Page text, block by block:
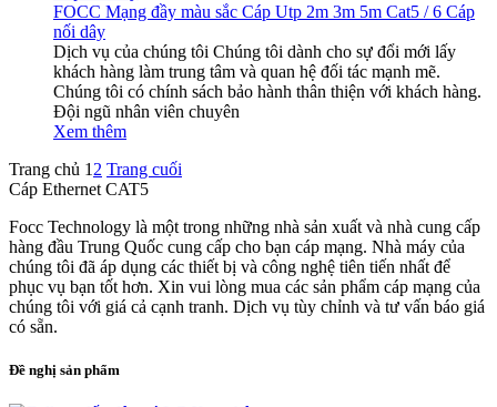
FOCC Mạng đầy màu sắc Cáp Utp 2m 3m 5m Cat5 / 6 Cáp
nối dây
Dịch vụ của chúng tôi Chúng tôi dành cho sự đổi mới lấy
khách hàng làm trung tâm và quan hệ đối tác mạnh mẽ.
Chúng tôi có chính sách bảo hành thân thiện với khách hàng.
Đội ngũ nhân viên chuyên
Xem thêm
Trang chủ 1 2 Trang cuối
Cáp Ethernet CAT5
Focc Technology là một trong những nhà sản xuất và nhà cung cấp
hàng đầu Trung Quốc cung cấp cho bạn cáp mạng. Nhà máy của
chúng tôi đã áp dụng các thiết bị và công nghệ tiên tiến nhất để
phục vụ bạn tốt hơn. Xin vui lòng mua các sản phẩm cáp mạng của
chúng tôi với giá cả cạnh tranh. Dịch vụ tùy chỉnh và tư vấn báo giá
có sẵn.
Đề nghị sản phẩm